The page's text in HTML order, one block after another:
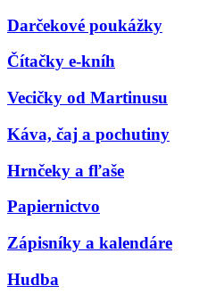
Darčekové poukážky
Čítačky e-kníh
Vecičky od Martinusu
Káva, čaj a pochutiny
Hrnčeky a fľaše
Papiernictvo
Zápisníky a kalendáre
Hudba